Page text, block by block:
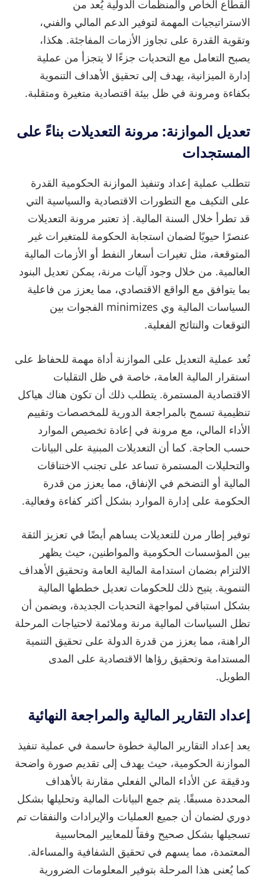
القطاع الخاص والمنظمات الدولية يُعد من
الاستراتيجيات المهمة لتوفير الدعم المالي والفني،
وتقوية القدرة على تجاوز الأزمات المفاجئة. هكذا،
يصبح التعامل مع التحديات جزءًا لا يتجزأ من عملية
إدارة الميزانية، يهدف إلى تحقيق الأهداف التنموية
بكفاءة ومرونة في ظل بيئة اقتصادية متغيرة ومتقلبة.
تعديل الموازنة: مرونة التعديلات بناءً على
المستجدات
تتطلب عملية إعداد وتنفيذ الموازنة الحكومية القدرة
على التكيف مع التطورات الاقتصادية والسياسية التي
قد تطرأ خلال السنة المالية. إذ تعتبر مرونة التعديلات
عنصرًا حيويًا لضمان استجابة الحكومة للمتغيرات غير
المتوقعة، مثل تغيرات أسعار النفط أو الأزمات المالية
العالمية. من خلال وجود آليات مرنة، يمكن تعديل البنود
بما يتوافق مع الواقع الاقتصادي، مما يعزز من فاعلية
السياسات المالية وي minimizes الفجوات بين
التوقعات والنتائج الفعلية.
تُعد عملية التعديل على الموازنة أداة مهمة للحفاظ على
استقرار المالية العامة، خاصة في ظل التقلبات
الاقتصادية المستمرة. يتطلب ذلك أن تكون هناك هياكل
تنظيمية تسمح بالمراجعة الدورية للمخصصات وتقييم
الأداء المالي، مع مرونة في إعادة تخصيص الموارد
حسب الحاجة. كما أن التعديلات المبنية على البيانات
والتحليلات المستمرة تساعد على تجنب الاختناقات
المالية أو التضخم في الإنفاق، مما يعزز من قدرة
الحكومة على إدارة الموارد بشكل أكثر كفاءة وفعالية.
توفير إطار مرن للتعديلات يساهم أيضًا في تعزيز الثقة
بين المؤسسات الحكومية والمواطنين، حيث يظهر
الالتزام بضمان استدامة المالية العامة وتحقيق الأهداف
التنموية. يتيح ذلك للحكومات تعديل خططها المالية
بشكل استباقي لمواجهة التحديات الجديدة، ويضمن أن
تظل السياسات المالية مرنة وملائمة لاحتياجات المرحلة
الراهنة، مما يعزز من قدرة الدولة على تحقيق التنمية
المستدامة وتحقيق رؤاها الاقتصادية على المدى
الطويل.
إعداد التقارير المالية والمراجعة النهائية
يعد إعداد التقارير المالية خطوة حاسمة في عملية تنفيذ
الموازنة الحكومية، حيث يهدف إلى تقديم صورة واضحة
ودقيقة عن الأداء المالي الفعلي مقارنة بالأهداف
المحددة مسبقًا. يتم جمع البيانات المالية وتحليلها بشكل
دوري لضمان أن جميع العمليات والإيرادات والنفقات تم
تسجيلها بشكل صحيح وفقاً للمعايير المحاسبية
المعتمدة، مما يسهم في تحقيق الشفافية والمساءلة.
كما يُعنى هذا المرحلة بتوفير المعلومات الضرورية